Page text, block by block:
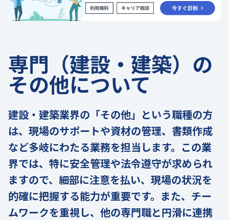
専門（建設・建築）の
その他について
建設・建築業界の「その他」という職種の方
は、現場のサポートや資材の管理、書類作成
など多岐にわたる業務を担当します。この業
界では、特に安全管理や法令遵守が求められ
ますので、細部に注意を払い、現場の状況を
的確に把握する能力が重要です。また、チー
ムワークを重視し、他の専門職と円滑に連携